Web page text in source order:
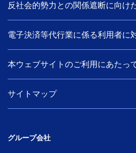
反社会的勢力との関係遮断に向け
電子決済等代行業に係る利用者に
本ウェブサイトのご利用にあたっ
サイトマップ
グループ会社